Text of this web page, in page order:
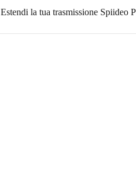
Estendi la tua trasmissione Spiideo